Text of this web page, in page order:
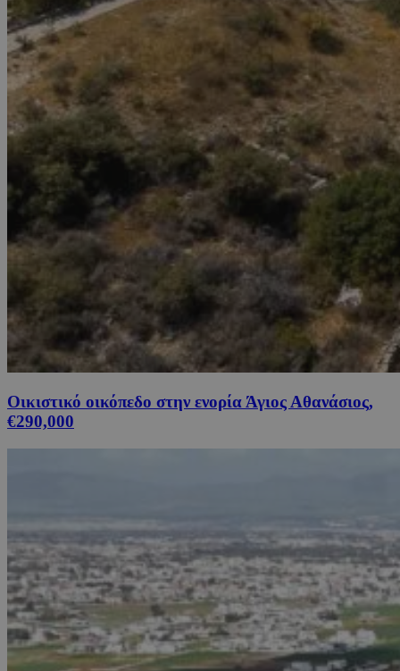
Οικιστικό οικόπεδο στην ενορία Άγιος Αθανάσιος,
€290,000